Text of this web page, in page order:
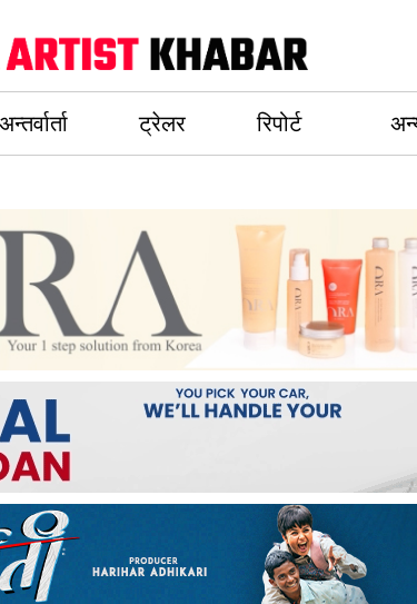
अन्तर्वार्ता ट्रेलर रिपोर्ट